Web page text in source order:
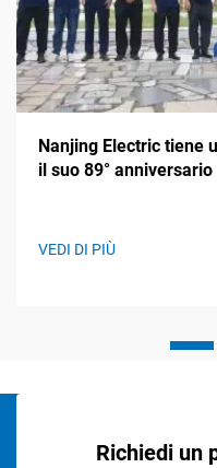
Nanjing Electric tiene
il suo 89° anniversario
VEDI DI PIÙ
Richiedi un